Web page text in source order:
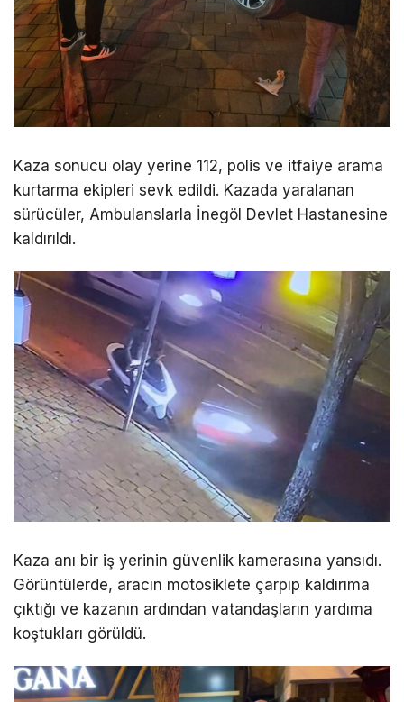
Kaza sonucu olay yerine 112, polis ve itfaiye arama
kurtarma ekipleri sevk edildi. Kazada yaralanan
sürücüler, Ambulanslarla İnegöl Devlet Hastanesine
kaldırıldı.
Kaza anı bir iş yerinin güvenlik kamerasına yansıdı.
Görüntülerde, aracın motosiklete çarpıp kaldırıma
çıktığı ve kazanın ardından vatandaşların yardıma
koştukları görüldü.